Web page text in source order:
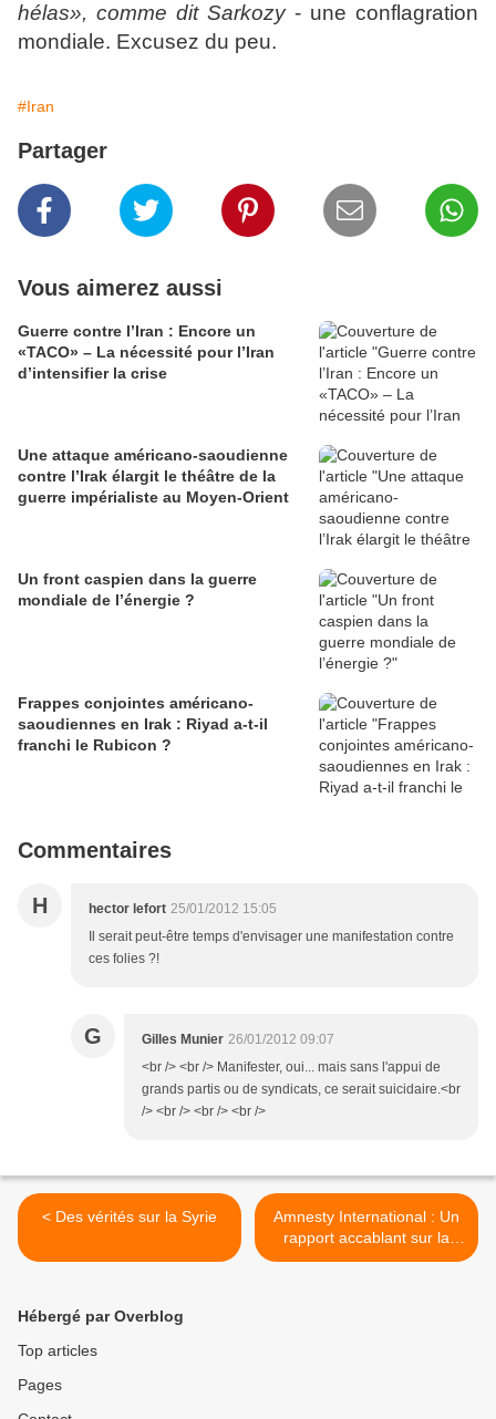
hélas», comme dit Sarkozy- une conflagration
mondiale. Excusez du peu.
#Iran
Partager
Vous aimerez aussi
Guerre contre l’Iran : Encore un
«TACO» – La nécessité pour l’Iran
d’intensifier la crise
Une attaque américano-saoudienne
contre l’Irak élargit le théâtre de la
guerre impérialiste au Moyen-Orient
Un front caspien dans la guerre
mondiale de l’énergie ?
Frappes conjointes américano-
saoudiennes en Irak : Riyad a-t-il
franchi le Rubicon ?
Commentaires
H hector lefort 25/01/2012 15:05
Il serait peut-être temps d'envisager une manifestation contre
ces folies ?!
G Gilles Munier 26/01/2012 09:07
<br /> <br /> Manifester, oui... mais sans l'appui de
grands partis ou de syndicats, ce serait suicidaire.<br
/> <br /> <br /> <br />
< Des vérités sur la Syrie
Amnesty International : Un
rapport accablant sur la
Libye de Sarkozy et BHL >
Hébergé par Overblog
Top articles
Pages